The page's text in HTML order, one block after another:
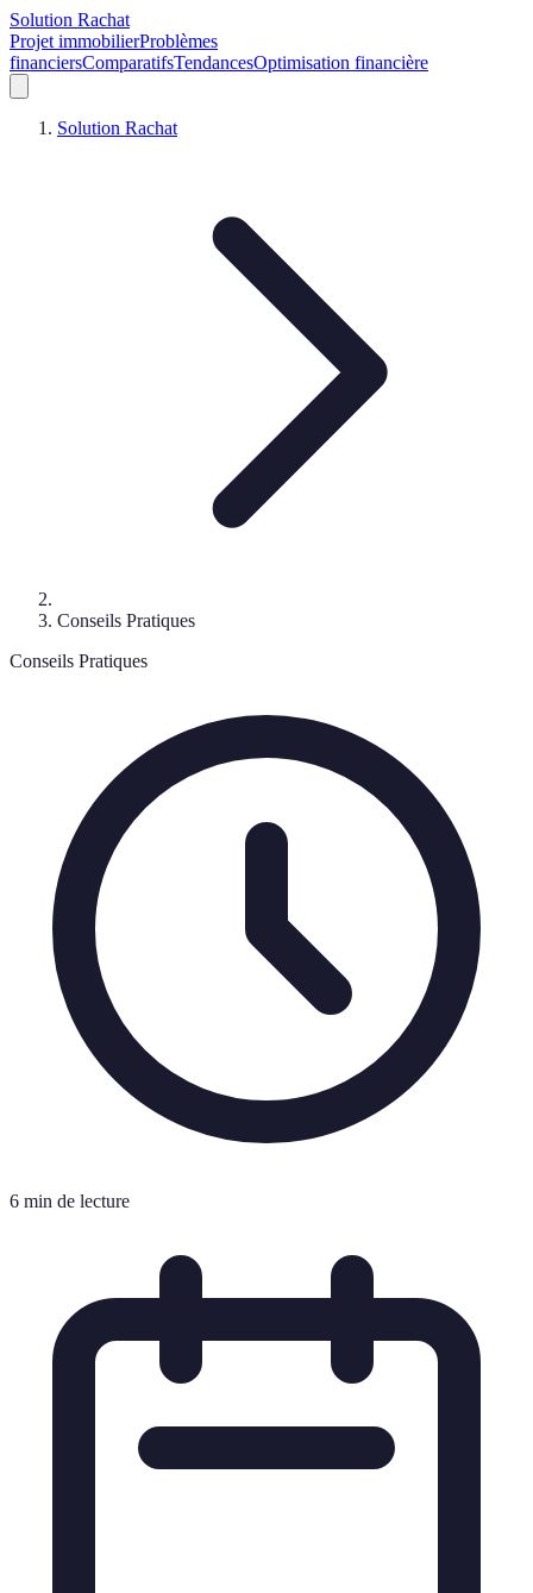
Solution Rachat
Projet immobilierProblèmes
financiersComparatifsTendancesOptimisation financière
Solution Rachat
Conseils Pratiques
Conseils Pratiques
6 min de lecture